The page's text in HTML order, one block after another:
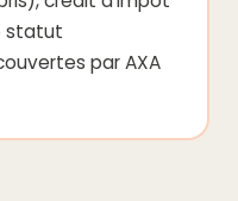
statut
par AXA